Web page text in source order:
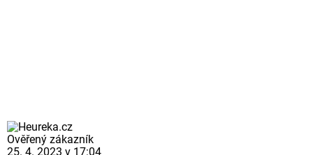
Ověřený zákazník
25. 4. 2023 v 17:04